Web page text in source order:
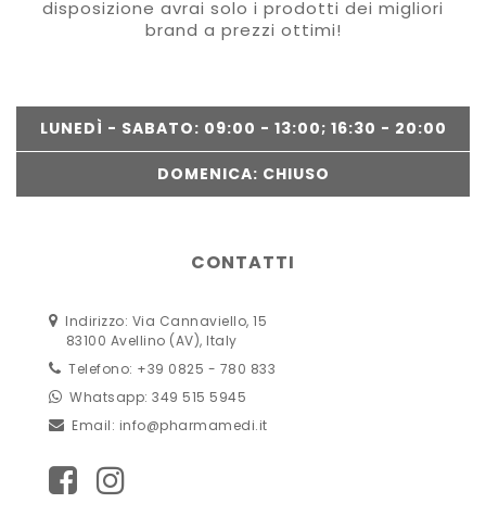
disposizione avrai solo i prodotti dei migliori
brand a prezzi ottimi!
LUNEDÌ - SABATO: 09:00 - 13:00; 16:30 - 20:00
DOMENICA: CHIUSO
CONTATTI
Indirizzo: Via Cannaviello, 15
83100 Avellino (AV), Italy
Telefono: +39 0825 - 780 833
Whatsapp: 349 515 5945
Email: info@pharmamedi.it